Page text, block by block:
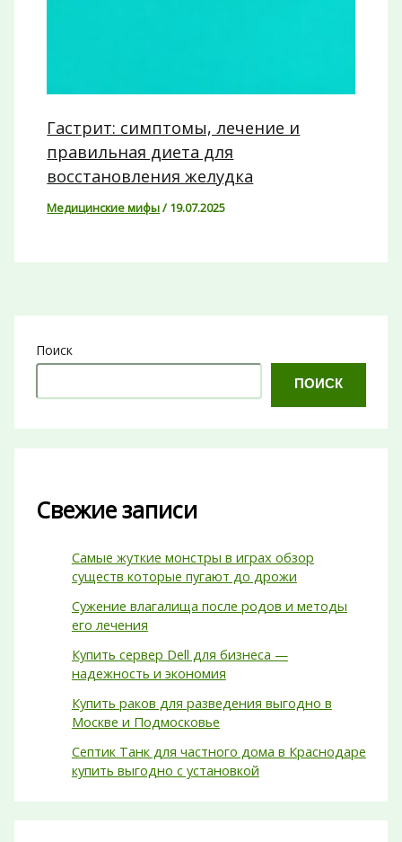
Гастрит: симптомы, лечение и
правильная диета для
восстановления желудка
Медицинские мифы/ 19.07.2025
Поиск
ПОИСК
Свежие записи
Самые жуткие монстры в играх обзор
существ которые пугают до дрожи
Сужение влагалища после родов и методы
его лечения
Купить сервер Dell для бизнеса —
надежность и экономия
Купить раков для разведения выгодно в
Москве и Подмосковье
Септик Танк для частного дома в Краснодаре
купить выгодно с установкой